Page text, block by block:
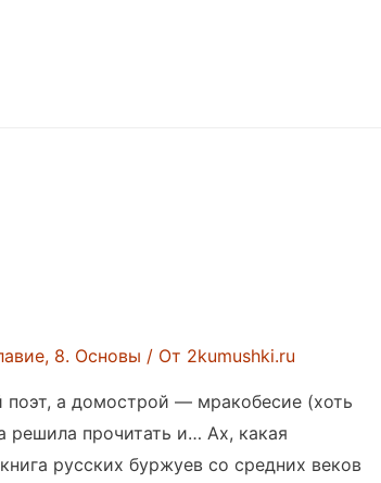
, 8. Основы / От 2kumushki.ru
а домострой — мракобесие (хоть
решила прочитать и… Ах, какая
русских буржуев со средних веков